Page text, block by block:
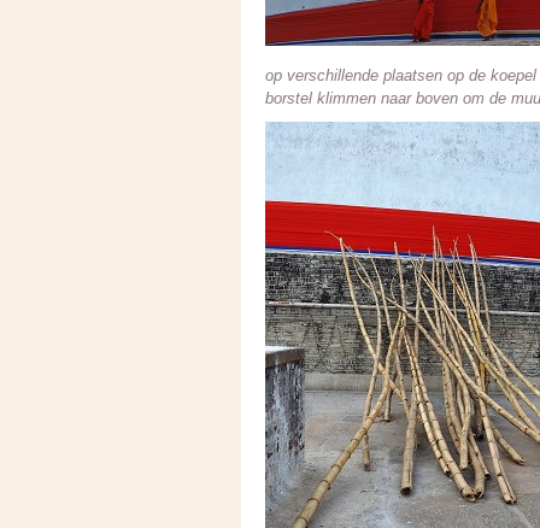
op verschillende plaatsen op de
borstel klimmen naar boven om de